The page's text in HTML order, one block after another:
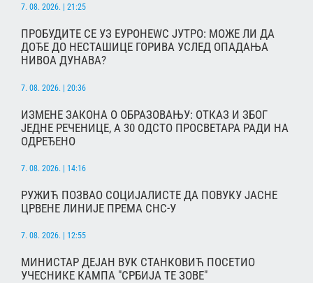
7. 08. 2026. | 21:25
ПРОБУДИТЕ СЕ УЗ ЕУРОНЕWС ЈУТРО: МОЖЕ ЛИ ДА
ДОЂЕ ДО НЕСТАШИЦЕ ГОРИВА УСЛЕД ОПАДАЊА
НИВОА ДУНАВА?
7. 08. 2026. | 20:36
ИЗМЕНЕ ЗАКОНА О ОБРАЗОВАЊУ: ОТКАЗ И ЗБОГ
ЈЕДНЕ РЕЧЕНИЦЕ, А 30 ОДСТО ПРОСВЕТАРА РАДИ НА
ОДРЕЂЕНО
7. 08. 2026. | 14:16
РУЖИЋ ПОЗВАО СОЦИЈАЛИСТЕ ДА ПОВУКУ ЈАСНЕ
ЦРВЕНЕ ЛИНИЈЕ ПРЕМА СНС-У
7. 08. 2026. | 12:55
МИНИСТАР ДЕЈАН ВУК СТАНКОВИЋ ПОСЕТИО
УЧЕСНИКЕ КАМПА "СРБИЈА ТЕ ЗОВЕ"